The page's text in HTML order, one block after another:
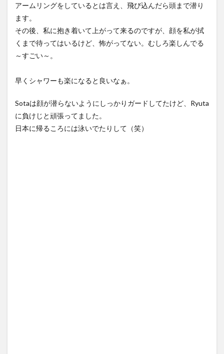
アームリングをしているとは言え、飛び込んだら頭まで潜り
ます。
その後、私に抱き着いて上がって来るのですが、顔を私が拭
くまで待ってはいるけど、怖がってない。むしろ楽しんでる
～すごい～。
早くシャワーも楽になると良いなぁ。
Sotaは顔が潜らないようにしっかりガードしてたけど、Ryuta
に負けじと頑張ってました。
日本に帰るころには泳いでたりして（笑）